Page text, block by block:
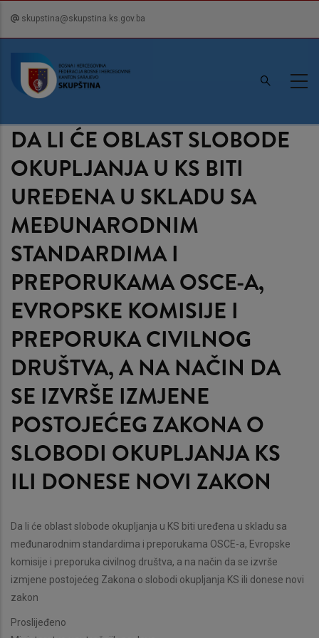
content
skupstina@skupstina.ks.gov.ba
DA LI ĆE OBLAST SLOBODE
OKUPLJANJA U KS BITI
UREĐENA U SKLADU SA
MEĐUNARODNIM
STANDARDIMA I
PREPORUKAMA OSCE-A,
EVROPSKE KOMISIJE I
PREPORUKA CIVILNOG
DRUŠTVA, A NA NAČIN DA
SE IZVRŠE IZMJENE
POSTOJEĆEG ZAKONA O
SLOBODI OKUPLJANJA KS
ILI DONESE NOVI ZAKON
Da li će oblast slobode okupljanja u KS biti uređena u skladu sa
međunarodnim standardima i preporukama OSCE-a, Evropske
komisije i preporuka civilnog društva, a na način da se izvrše
izmjene postojećeg Zakona o slobodi okupljanja KS ili donese novi
zakon
Proslijeđeno